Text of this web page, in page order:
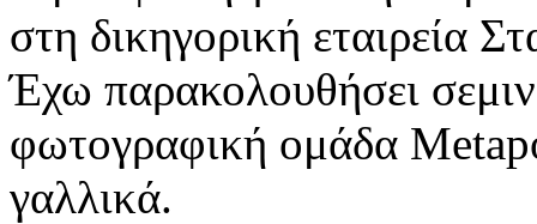
στη δικηγορική εταιρεία
Έχω παρακολουθήσει
φωτογραφική ομάδα
γαλλικά.